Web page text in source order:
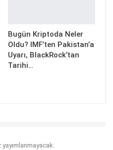
Bugün Kriptoda Neler
Oldu? IMF’ten Pakistan’a
Uyarı, BlackRock’tan
Tarihi…
yayımlanmayacak.